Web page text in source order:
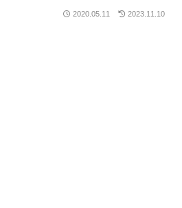
2020.05.11 2023.11.10